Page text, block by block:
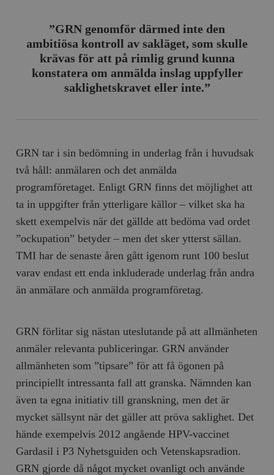
”GRN genomför därmed inte den
ambitiösa kontroll av sakläget, som skulle
krävas för att på rimlig grund kunna
konstatera om anmälda inslag uppfyller
saklighetskravet eller inte.”
GRN tar i sin bedömning in underlag från i huvudsak
två håll: anmälaren och det anmälda
programföretaget. Enligt GRN finns det möjlighet att
ta in uppgifter från ytterligare källor – vilket ska ha
skett exempelvis när det gällde att bedöma vad ordet
”ockupation” betyder – men det sker ytterst sällan.
TMI har de senaste åren gått igenom runt 100 beslut
varav endast ett enda inkluderade underlag från andra
än anmälare och anmälda programföretag.
GRN förlitar sig nästan uteslutande på att allmänheten
anmäler relevanta publiceringar. GRN använder
allmänheten som ”tipsare” för att få ögonen på
principiellt intressanta fall att granska. Nämnden kan
även ta egna initiativ till granskning, men det är
mycket sällsynt när det gäller att pröva saklighet. Det
hände exempelvis 2012 angående HPV-vaccinet
Gardasil i P3 Nyhetsguiden och Vetenskapsradion.
GRN gjorde då något mycket ovanligt och använde